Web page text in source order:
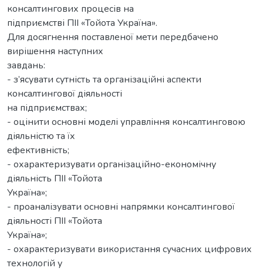
консалтингових процесів на
підприємстві ПІІ «Тойота Україна».
Для досягнення поставленої мети передбачено
вирішення наступних
завдань:
- з’ясувати сутність та організаційні аспекти
консалтингової діяльності
на підприємствах;
- оцінити основні моделі управління консалтинговою
діяльністю та їх
ефективність;
- охарактеризувати організаційно-економічну
діяльність ПІІ «Тойота
Україна»;
- проаналізувати основні напрямки консалтингової
діяльності ПІІ «Тойота
Україна»;
- охарактеризувати використання сучасних цифрових
технологій у